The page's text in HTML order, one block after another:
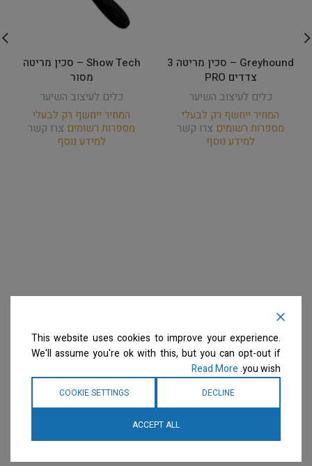
Greyhound – סכין מריטה 3
צדדים PRO
כלים לעיצוב השיער
המחיר ייחשף רק לבעלי
מספרות רשומים צרו קשר
למידע נוסף
Show Tech – סכין מריטה
מסור
כלים לעיצוב השיער
המחיר ייחשף רק לבעלי
מספרות רשומים צרו קשר
למידע נוסף
This website uses cookies to improve your experience.
We'll assume you're ok with this, but you can opt-out if
you wish.
Read More
DECLINE
COOKIE SETTINGS
ACCEPT ALL